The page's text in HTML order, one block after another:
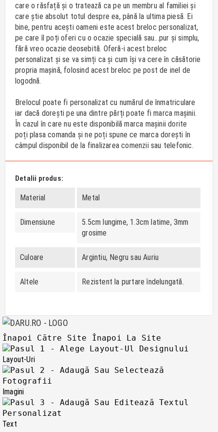
care o răsfață și o tratează ca pe un membru al familiei și
care știe absolut totul despre ea, până la ultima piesă. Ei
bine, pentru acești oameni este acest breloc personalizat,
pe care îl poți oferi cu o ocazie specială sau...pur și simplu,
fără vreo ocazie deosebită. Oferă-i acest breloc
personalizat și se va simți ca și cum își va cere în căsătorie
propria mașină, folosind acest breloc pe post de inel de
logodnă.
Brelocul poate fi personalizat cu numărul de înmatriculare
iar dacă dorești pe una dintre părți poate fi marca mașinii.
În cazul în care nu este disponibilă marca mașinii dorite
poți plasa comanda și ne poți spune ce marca dorești în
câmpul disponibil de la finalizarea comenzii sau telefonic.
Detalii produs:
Material Metal
Dimensiune
5.5cm lungime, 1.3cm latime, 3mm
grosime
Culoare Argintiu, Negru sau Auriu
Altele Rezistent la purtare îndelungată.
Înapoi Către Site Înapoi La Site
Layout-Uri
Imagini
Text